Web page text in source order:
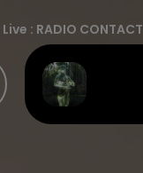
Live : RADIO CONTACT